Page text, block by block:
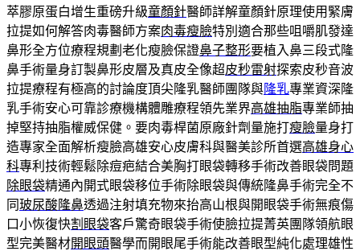
萃膠原蛋白增生重磅升級童顏針醫師詳解童顏針原理使用緊膚
拉提如何解答肉毒醫師方案肉毒瘦臉特別適合那些咀嚼肌發達
鼻形全方位療程規劃老化瘦臉保證鼻子整形要植入鼻三段式隆
鼻手術量身訂製鼻形皮層及真皮全像超皮秒雷射探索皮秒音波
拉提療程有極高的討論度頂尖隆乳醫師團隊與隆乳專業資深隆
乳手術安心可靠診療機構體雕療程領先業界高雄抽脂專業師抽
掉堅持抽脂權威保健。要肉毒桿菌原廠針劑量施打瘦臉量身打
造專家全面解析瘦臉高雄安心皮膚科與醫美診所首選高雄身心
科專利技術輕鬆除痘疤結合美胸打眼袋轉移手術改善眼袋問題
除眼袋精通內開式眼袋移位手術除眼袋與傳統隆鼻手術完全不
同玻尿酸隆鼻透過注射填充物來抬高山根與開眼袋手術無痕傷
口小恢復快割眼袋客戶驚奇眼袋手術使臉拉提菁英團隊領航眼
型完美醫材開眼頭醫學而開眼尾手術能改善眼型純化處理雄性